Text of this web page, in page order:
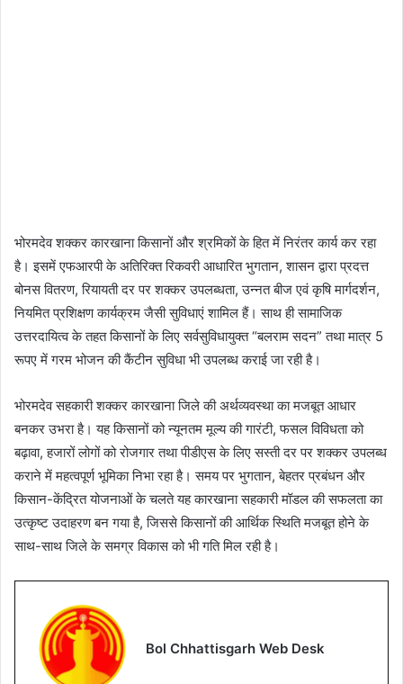
भोरमदेव शक्कर कारखाना किसानों और श्रमिकों के हित में निरंतर कार्य कर रहा
है। इसमें एफआरपी के अतिरिक्त रिकवरी आधारित भुगतान, शासन द्वारा प्रदत्त
बोनस वितरण, रियायती दर पर शक्कर उपलब्धता, उन्नत बीज एवं कृषि मार्गदर्शन,
नियमित प्रशिक्षण कार्यक्रम जैसी सुविधाएं शामिल हैं। साथ ही सामाजिक
उत्तरदायित्व के तहत किसानों के लिए सर्वसुविधायुक्त “बलराम सदन” तथा मात्र 5
रूपए में गरम भोजन की कैंटीन सुविधा भी उपलब्ध कराई जा रही है।
भोरमदेव सहकारी शक्कर कारखाना जिले की अर्थव्यवस्था का मजबूत आधार
बनकर उभरा है। यह किसानों को न्यूनतम मूल्य की गारंटी, फसल विविधता को
बढ़ावा, हजारों लोगों को रोजगार तथा पीडीएस के लिए सस्ती दर पर शक्कर उपलब्ध
कराने में महत्वपूर्ण भूमिका निभा रहा है। समय पर भुगतान, बेहतर प्रबंधन और
किसान-केंद्रित योजनाओं के चलते यह कारखाना सहकारी मॉडल की सफलता का
उत्कृष्ट उदाहरण बन गया है, जिससे किसानों की आर्थिक स्थिति मजबूत होने के
साथ-साथ जिले के समग्र विकास को भी गति मिल रही है।
Bol Chhattisgarh Web Desk